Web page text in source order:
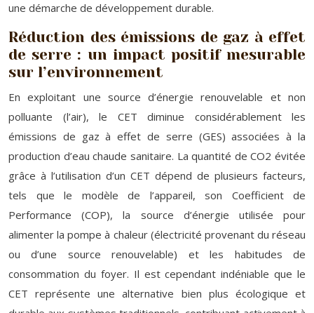
une démarche de développement durable.
Réduction des émissions de gaz à effet
de serre : un impact positif mesurable
sur l’environnement
En exploitant une source d’énergie renouvelable et non
polluante (l’air), le CET diminue considérablement les
émissions de gaz à effet de serre (GES) associées à la
production d’eau chaude sanitaire. La quantité de CO2 évitée
grâce à l’utilisation d’un CET dépend de plusieurs facteurs,
tels que le modèle de l’appareil, son Coefficient de
Performance (COP), la source d’énergie utilisée pour
alimenter la pompe à chaleur (électricité provenant du réseau
ou d’une source renouvelable) et les habitudes de
consommation du foyer. Il est cependant indéniable que le
CET représente une alternative bien plus écologique et